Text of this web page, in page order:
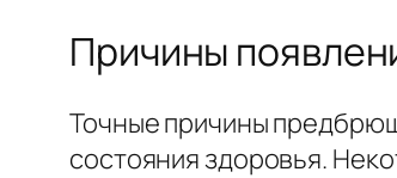
Причины
Точные причины
состояния здоровья.